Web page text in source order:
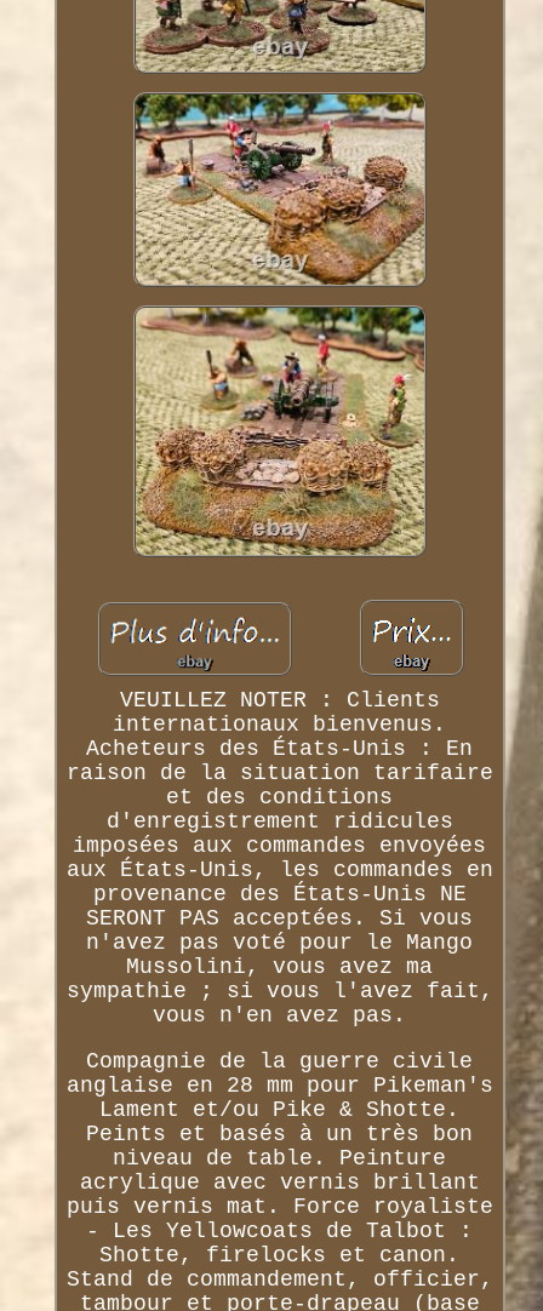
VEUILLEZ NOTER : Clients
internationaux bienvenus.
Acheteurs des États-Unis : En
raison de la situation tarifaire
et des conditions
d'enregistrement ridicules
imposées aux commandes envoyées
aux États-Unis, les commandes en
provenance des États-Unis NE
SERONT PAS acceptées. Si vous
n'avez pas voté pour le Mango
Mussolini, vous avez ma
sympathie ; si vous l'avez fait,
vous n'en avez pas.
Compagnie de la guerre civile
anglaise en 28 mm pour Pikeman's
Lament et/ou Pike & Shotte.
Peints et basés à un très bon
niveau de table. Peinture
acrylique avec vernis brillant
puis vernis mat. Force royaliste
- Les Yellowcoats de Talbot :
Shotte, firelocks et canon.
Stand de commandement, officier,
tambour et porte-drapeau (base